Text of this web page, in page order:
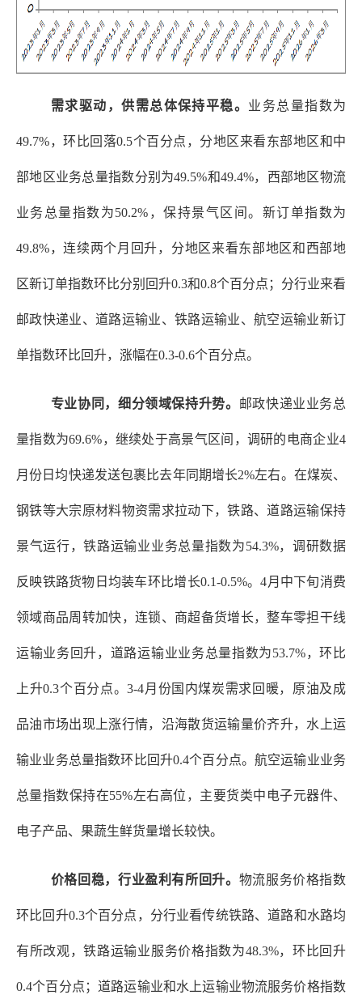
需求驱动，供需总体保持平稳。 业务总量指数为
49.7%，环比回落0.5个百分点，分地区来看东部地区和中
部地区业务总量指数分别为49.5%和49.4%，西部地区物流
业务总量指数为50.2%，保持景气区间。新订单指数为
49.8%，连续两个月回升，分地区来看东部地区和西部地
区新订单指数环比分别回升0.3和0.8个百分点；分行业来看
邮政快递业、道路运输业、铁路运输业、航空运输业新订
单指数环比回升，涨幅在0.3-0.6个百分点。
专业协同，细分领域保持升势。 邮政快递业业务总
量指数为69.6%，继续处于高景气区间，调研的电商企业4
月份日均快递发送包裹比去年同期增长2%左右。在煤炭、
钢铁等大宗原材料物资需求拉动下，铁路、道路运输保持
景气运行，铁路运输业业务总量指数为54.3%，调研数据
反映铁路货物日均装车环比增长0.1-0.5%。4月中下旬消费
领域商品周转加快，连锁、商超备货增长，整车零担干线
运输业务回升，道路运输业业务总量指数为53.7%，环比
上升0.3个百分点。3-4月份国内煤炭需求回暖，原油及成
品油市场出现上涨行情，沿海散货运输量价齐升，水上运
输业业务总量指数环比回升0.4个百分点。航空运输业业务
总量指数保持在55%左右高位，主要货类中电子元器件、
电子产品、果蔬生鲜货量增长较快。
价格回稳，行业盈利有所回升。 物流服务价格指数
环比回升0.3个百分点，分行业看传统铁路、道路和水路均
有所改观，铁路运输业服务价格指数为48.3%，环比回升
0.4个百分点；道路运输业和水上运输业物流服务价格指数